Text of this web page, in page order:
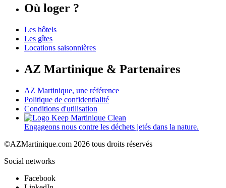
Où loger ?
Les hôtels
Les gîtes
Locations saisonnières
AZ Martinique & Partenaires
AZ Martinique, une référence
Politique de confidentialité
Conditions d'utilisation
Engageons nous contre les déchets jetés dans la nature.
©AZMartinique.com 2026 tous droits réservés
Social networks
Facebook